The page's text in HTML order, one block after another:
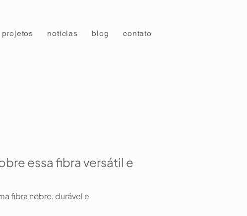
projetos notícias blog contato
essa fibra versátil e
fibra nobre, durável e